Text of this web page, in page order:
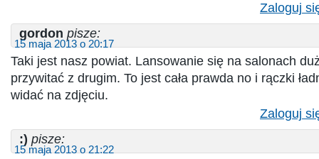
Zaloguj
gordon pisze:
15 maja 2013 o 20:17
Taki jest nasz powiat. Lansowanie się na salonach
przywitać z drugim. To jest cała prawda no i rączki
widać na zdjęciu.
Zaloguj
:) pisze:
15 maja 2013 o 21:22